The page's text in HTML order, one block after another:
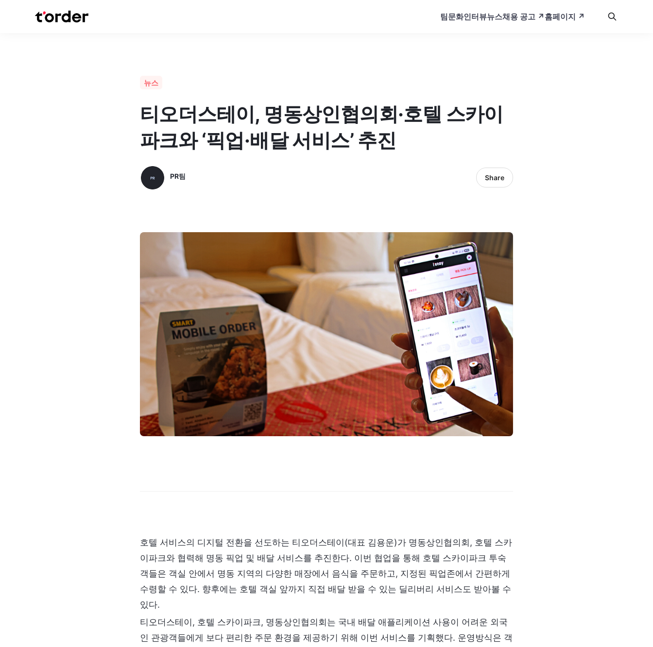
팀문화인터뷰뉴스채용 공고 ↗️ 홈페이지 ↗️
뉴스
티오더스테이, 명동상인협의회·호텔 스카이
파크와 ‘픽업·배달 서비스’ 추진
PR팀 Share
호텔 서비스의 디지털 전환을 선도하는 티오더스테이(대표 김용운)가 명동상인협의회, 호텔 스카
이파크와 협력해 명동 픽업 및 배달 서비스를 추진한다. 이번 협업을 통해 호텔 스카이파크 투숙
객들은 객실 안에서 명동 지역의 다양한 매장에서 음식을 주문하고, 지정된 픽업존에서 간편하게
수령할 수 있다. 향후에는 호텔 객실 앞까지 직접 배달 받을 수 있는 딜리버리 서비스도 받아볼 수
있다.
티오더스테이, 호텔 스카이파크, 명동상인협의회는 국내 배달 애플리케이션 사용이 어려운 외국
인 관광객들에게 보다 편리한 주문 환경을 제공하기 위해 이번 서비스를 기획했다. 운영방식은 객